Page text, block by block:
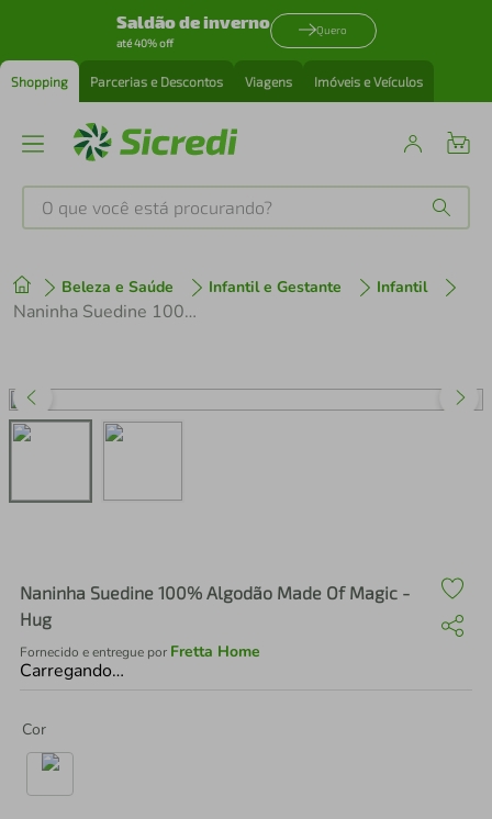
Saldão de inverno
até 40% off
Quero
Shopping Parcerias e Descontos Viagens Imóveis e Veículos
O que você está procurando?
Beleza e Saúde Infantil e Gestante Infantil
Naninha Suedine 100% Algodão Made Of Magic - Hug
Naninha Suedine 100% Algodão Made Of Magic -
Hug
Fornecido e entregue por Fretta Home
Carregando…
Cor
1º tenis
perfume